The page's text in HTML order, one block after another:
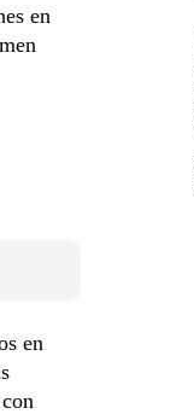
en
en